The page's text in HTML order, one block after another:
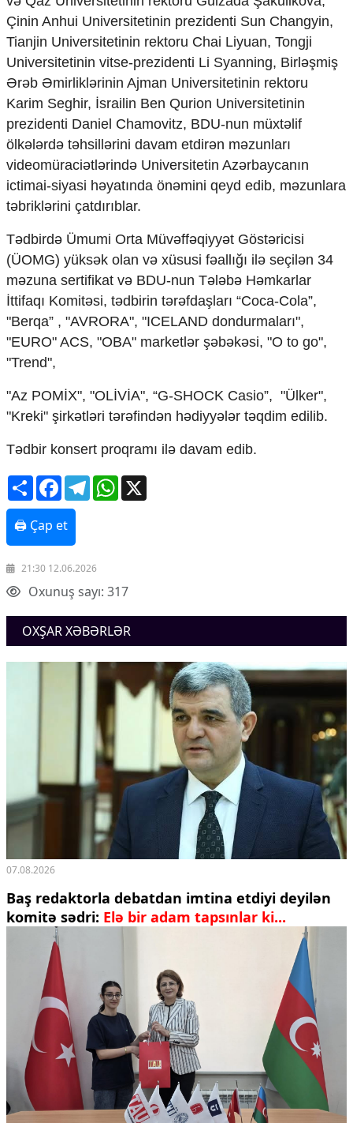
Çinin Anhui Universitetinin prezidenti Sun Changyin,
Tianjin Universitetinin rektoru Chai Liyuan, Tongji
Universitetinin vitse-prezidenti Li Syanning, Birləşmiş
Ərəb Əmirliklərinin Ajman Universitetinin rektoru
Karim Seghir, İsrailin Ben Qurion Universitetinin
prezidenti Daniel Chamovitz, BDU-nun müxtəlif
ölkələrdə təhsillərini davam etdirən məzunları
videomüraciətlərində Universitetin Azərbaycanın
ictimai-siyasi həyatında önəmini qeyd edib, məzunlara
təbriklərini çatdırıblar.
Tədbirdə Ümumi Orta Müvəffəqiyyət Göstəricisi
(ÜOMG) yüksək olan və xüsusi fəallığı ilə seçilən 34
məzuna sertifikat və BDU-nun Tələbə Həmkarlar
İttifaqı Komitəsi, tədbirin tərəfdaşları “Coca-Cola”,
"Berqa” , "AVRORA", "ICELAND dondurmaları",
"EURO" ACS, "OBA" marketlər şəbəkəsi, "O to go",
"Trend",
"Az POMİX", "OLİVİA", “G-SHOCK Casio”, "Ülker",
"Kreki" şirkətləri tərəfindən hədiyyələr təqdim edilib.
Tədbir konsert proqramı ilə davam edib.
ShareFacebookTelegramWhatsApp
🖨 Çap et
21:30 12.06.2026
Oxunuş sayı: 317
OXŞAR XƏBƏRLƏR
07.08.2026
Baş redaktorla debatdan imtina etdiyi deyilən
komitə sədri:
Elə bir adam tapsınlar ki...